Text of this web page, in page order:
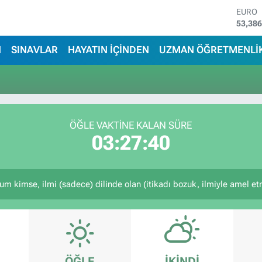
EURO
SINAVLAR HAYATIN İÇİNDEN UZMAN
ÖĞLE VAKTİNE KALAN SÜRE
03:27:40
kimse, ilmi (sadece) dilinde olan (itikadı bozuk, ilmiyle amel